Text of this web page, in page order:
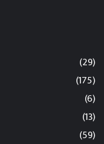
(29)
(175)
(6)
(13)
(59)